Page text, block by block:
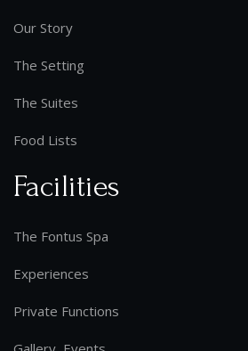
Our Story
The Setting
The Suites
Food Lists
Facilities
The Fontus Spa
Experiences
Private Functions